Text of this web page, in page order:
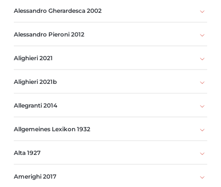
Alessandro Gherardesca 2002
Alessandro Pieroni 2012
Alighieri 2021
Alighieri 2021b
Allegranti 2014
Allgemeines Lexikon 1932
Alta 1927
Amerighi 2017